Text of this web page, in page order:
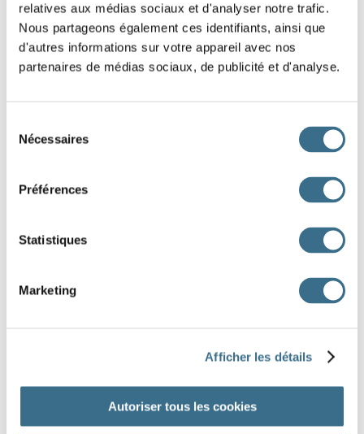
relatives aux médias sociaux et d'analyser notre trafic.
Nous partageons également ces identifiants, ainsi que
d'autres informations sur votre appareil avec nos
partenaires de médias sociaux, de publicité et d'analyse.
Nécessaires
Préférences
Statistiques
Marketing
Afficher les détails
Autoriser tous les cookies